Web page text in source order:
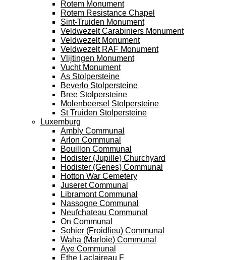
Rotem Monument
Rotem Resistance Chapel
Sint-Truiden Monument
Veldwezelt Carabiniers Monument
Veldwezelt Monument
Veldwezelt RAF Monument
Vlijtingen Monument
Vucht Monument
As Stolpersteine
Beverlo Stolpersteine
Bree Stolpersteine
Molenbeersel Stolpersteine
St Truiden Stolpersteine
Luxemburg
Ambly Communal
Arlon Communal
Bouillon Communal
Hodister (Jupille) Churchyard
Hodister (Genes) Communal
Hotton War Cemetery
Juseret Communal
Libramont Communal
Nassogne Communal
Neufchateau Communal
On Communal
Sohier (Froidlieu) Communal
Waha (Marloie) Communal
Aye Communal
Ethe Laclaireau F